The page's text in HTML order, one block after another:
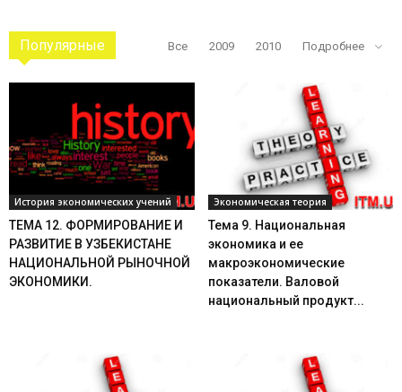
Популярные Все 2009 2010 Подробнее
История экономических учений
ТЕМА 12. ФОРМИРОВАНИЕ И
РАЗВИТИЕ В УЗБЕКИСТАНЕ
НАЦИОНАЛЬНОЙ РЫНОЧНОЙ
ЭКОНОМИКИ.
Экономическая теория
Тема 9. Национальная
экономика и ее
макроэкономические
показатели. Валовой
национальный продукт...